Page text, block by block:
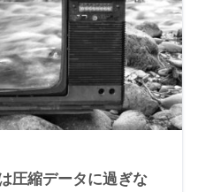
圧縮データに過ぎな